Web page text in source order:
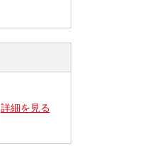
詳細を見る